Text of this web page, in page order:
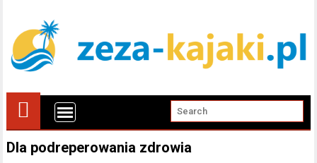
Dla podreperowania zdrowia